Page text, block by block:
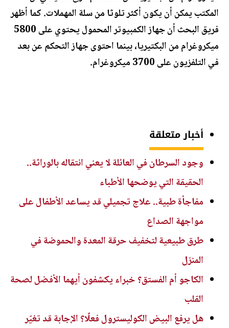
المكتب يمكن أن يكون أكثر تلوثا من سلة المهملات. كما أظهر
فريق البحث أن جهاز الكمبيوتر المحمول يحتوي على 5800
ميكروغرام من البكتيريا، بينما احتوى جهاز التحكم عن بعد
في التلفزيون على 3700 ميكروغرام.
أخبار متعلقة
وجود السرطان في العائلة لا يعني انتقاله بالوراثة..
الحقيقة التي يوضحها الأطباء
مفاجأة طبية.. علاج تجميلي قد يساعد الأطفال على
مواجهة الصداع
طرق طبيعية لتخفيف حرقة المعدة والحموضة في
المنزل
الكاجو أم الفستق؟ خبراء يكشفون أيهما الأفضل لصحة
القلب
هل يرفع البيض الكوليسترول فعلًا؟ الإجابة قد تغيّر